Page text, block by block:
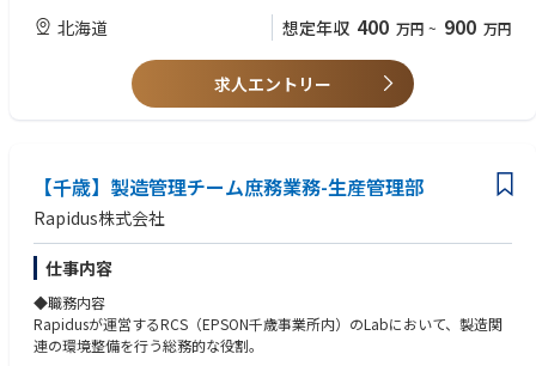
次世代技術の発展が、半導体の需要を爆発的に高めています。
Rapidusの最大の特徴は、開発期間を短縮する統合型ファウンドリサービ
にすることを価値として提供。
〇IBMとの技術提携
Rapidusは2nmプロセスの基盤技術を自社開発するのではなくこの分野で
先行するIBMから技術ライセンスの供与を受け、共同開発を進めていま
す。
同社の研究者及び技術者は世界最先端の半導体研究拠点の1つであるニュ
日本国内技術に留まらない世界的な最新技術への挑戦です。
〇imecとの連携
北海道 想定年収 400 万円 ~ 900 万円
求人エントリー
【千歳】製造管理チーム庶務業務-生産管理部
Rapidus株式会社
仕事内容
◆職務内容
Rapidusが運営するRCS（EPSON千歳事業所内）のLabにおいて、製造関
連の環境整備を行う総務的な役割。